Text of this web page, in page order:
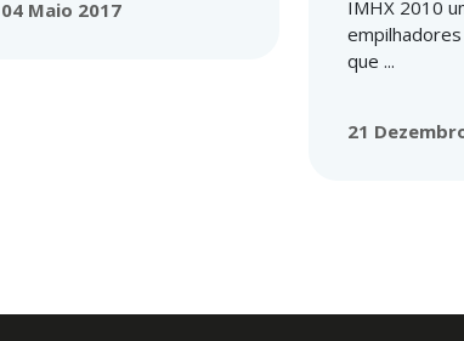
04 Maio 2017
IMHX 2010
que ...
21